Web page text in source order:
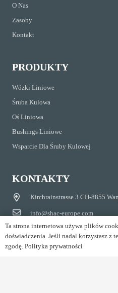
O Nas
Zasoby
Kontakt
PRODUKTY
Wózki Liniowe
Śruba Kulowa
Oś Liniowa
Bushings Liniowe
Wsparcie Dla Śruby Kulowej
KONTAKTY
Kirchrainstrasse 3 CH-8855
info@shac-europe.com
+41 79 851 20 25
Ta strona internetowa używa plików
doświadczenia. Jeśli nadal korzystasz z
zgodę. Polityka prywatności